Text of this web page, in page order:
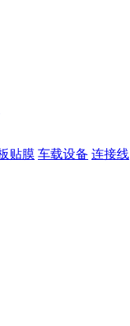
贴膜 车载设备 连接线